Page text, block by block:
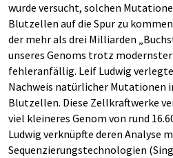
wurde versucht, solchen
Blutzellen auf die Spur zu
der mehr als drei Milliarden
unseres Genoms trotz
fehleranfällig. Leif Ludwig
Nachweis natürlicher Mutationen
Blutzellen. Diese Zellkraftwerke
viel kleineres Genom von rund
Ludwig verknüpfte deren Analyse
Sequenzierungstechnologien